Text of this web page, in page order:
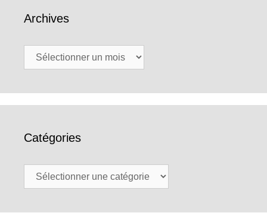
Archives
Archives
Catégories
Catégories